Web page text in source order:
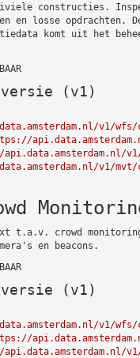
constructies.
en losse opdrachten.
komt uit het
versie (v1)
v1/
v1/
t.a.v. crowd
en beacons.
versie (v1)
v1/wfs/
v1/